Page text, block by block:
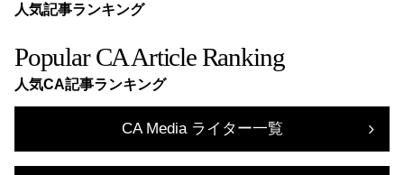
人気記事ランキング
Popular CA Article Ranking
人気CA記事ランキング
CA Media ライター一覧